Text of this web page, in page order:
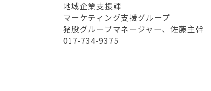
地域企業支援課
マーケティング支援グループ
猪股グループマネージャー、佐藤主幹
017-734-9375